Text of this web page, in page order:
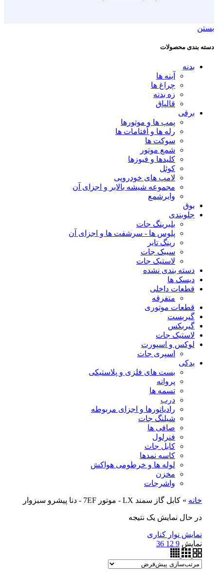
بستن
دسته بندی محصولات
بدنه
آینه ها
چراغ ها
زه بدنه
قالپاق
برقی
پمپ ها و موتورها
رله ها و آفتامات ها
سوکت ها
شمع موتور
کلیدها و فیوزها
کوئل
لامپ های خودرویی
مجموعه شیشه بالابر و اجزای آن
وایرشمع
بوق
جلوبندی
بلبرینگ جات
پلوس ها - سرشفت ها و اجزای آن
رینگ تایر
سیبک جات
لاستیک جات
دسته بندی نشده
دیسک ها
قطعات داخلی
متفرقه
قطعات موتوری
گیربست
گیربکس
لاستیک جات
لوکس و اسپورت
اسپری جات
یدکی
بست های فلزی و پلاستیکی
پروانه
تسمه ها
درب
رادیاتورها و اجزای مربوطه
شیلنگ جات
صافی ها
فنرلول
کابل جات
کاسه نمدها
لوله ها و خرطومی هواکش
مخزن
واشرجات
خانه » كابل گاز سمند LX - موتور 7EF - دنا پیشرو سبزوار
در حال نمایش یک نتیجه
نمایش نوار کناری
نمایش 9
12
36